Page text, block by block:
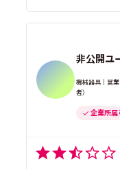
非公開ユ
機械器具｜営
者）
企業所属